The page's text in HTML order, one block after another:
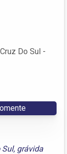
Do Sul -
Sul, grávida